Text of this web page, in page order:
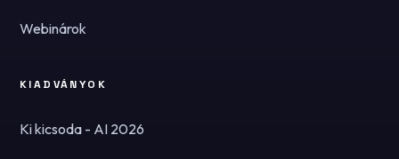
Webinárok
KIADVÁNYOK
Ki kicsoda - AI 2026